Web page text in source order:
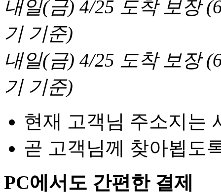
내일(금) 4/25 도착 보장(
기 기준)
내일(금) 4/25 도착 보장(
기 기준)
현재 고객님 주소지는
곧 고객님께 찾아뵙도
PC에서도 간편한 결제